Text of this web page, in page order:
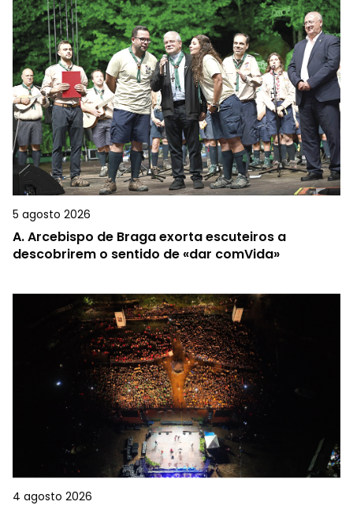
5 agosto 2026
A.Arcebispo de Braga exorta escuteiros a
descobrirem o sentido de «dar comVida»
4 agosto 2026